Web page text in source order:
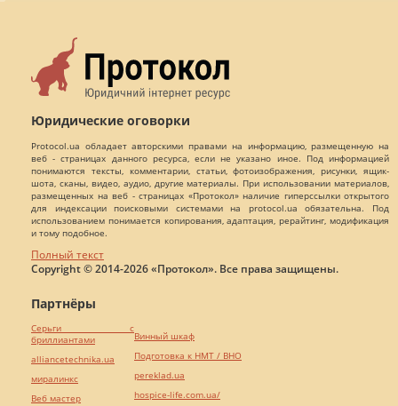
Юридические оговорки
Protocol.ua обладает авторскими правами на информацию, размещенную на
веб - страницах данного ресурса, если не указано иное. Под информацией
понимаются тексты, комментарии, статьи, фотоизображения, рисунки, ящик-
шота, сканы, видео, аудио, другие материалы. При использовании материалов,
размещенных на веб - страницах «Протокол» наличие гиперссылки открытого
для индексации поисковыми системами на protocol.ua обязательна. Под
использованием понимается копирования, адаптация, рерайтинг, модификация
и тому подобное.
Полный текст
Copyright © 2014-2026 «Протокол». Все права защищены.
Партнёры
Серьги с
бриллиантами
alliancetechnika.ua
миралинкс
Веб мастер
Винный шкаф
Подготовка к НМТ / ВНО
pereklad.ua
hospice-life.com.ua/